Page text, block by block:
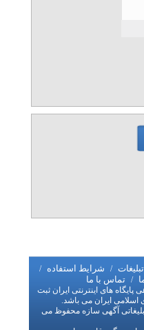
/ شرایط استفاده /
/ تماس با ما
های اینترنتی ایران ثبت
اسلامی ایران می باشد.
آگهی سازه محفوظ می